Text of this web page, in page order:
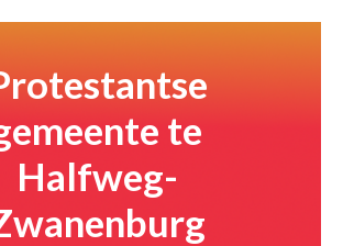
te
Halfweg-